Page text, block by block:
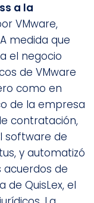
a la
VMware,
medida que
el negocio
de VMware
como en
de la empresa
contratación,
software de
y automatizó
de
de QuisLex, el